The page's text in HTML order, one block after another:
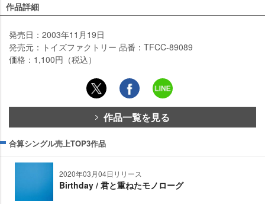
作品詳細
発売日：2003年11月19日
発売元：トイズファクトリー 品番：TFCC-89089
価格：1,100円（税込）
作品一覧を見る
合算シングル売上TOP3作品
2020年03月04日リリース
Birthday / 君と重ねたモノローグ